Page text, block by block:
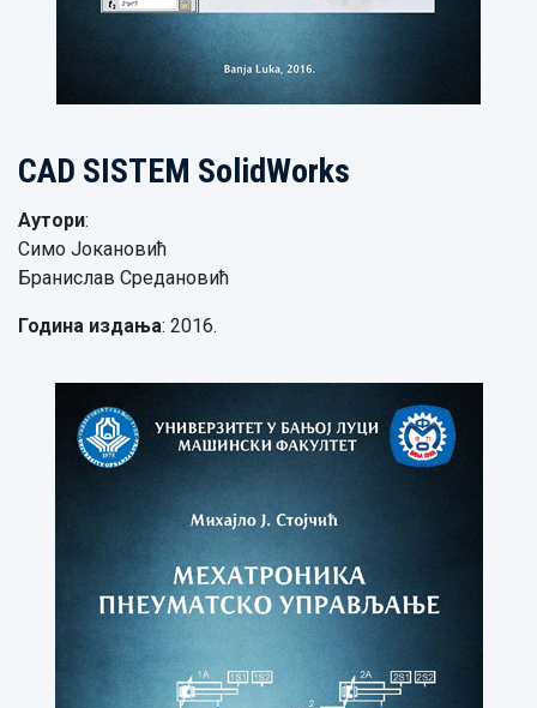
CAD SISTEM SolidWorks
Аутори:
Симо Јокановић
Бранислав Средановић
Година издања: 2016.